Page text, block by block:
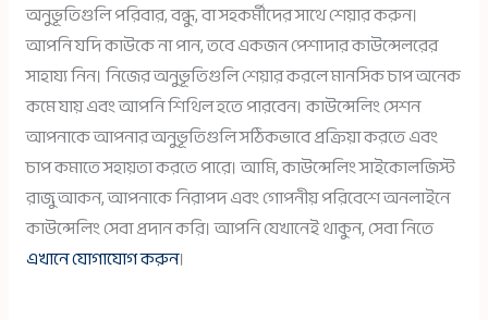
অনুভূতিগুলি পরিবার, বন্ধু, বা সহকর্মীদের সাথে শেয়ার করুন।
আপনি যদি কাউকে না পান, তবে একজন পেশাদার কাউন্সেলরের
সাহায্য নিন। নিজের অনুভূতিগুলি শেয়ার করলে মানসিক চাপ অনেক
কমে যায় এবং আপনি শিথিল হতে পারবেন। কাউন্সেলিং সেশন
আপনাকে আপনার অনুভূতিগুলি সঠিকভাবে প্রক্রিয়া করতে এবং
চাপ কমাতে সহায়তা করতে পারে। আমি, কাউন্সেলিং সাইকোলজিস্ট
রাজু আকন, আপনাকে নিরাপদ এবং গোপনীয় পরিবেশে অনলাইনে
কাউন্সেলিং সেবা প্রদান করি। আপনি যেখানেই থাকুন, সেবা নিতে
এখানে যোগাযোগ করুন।